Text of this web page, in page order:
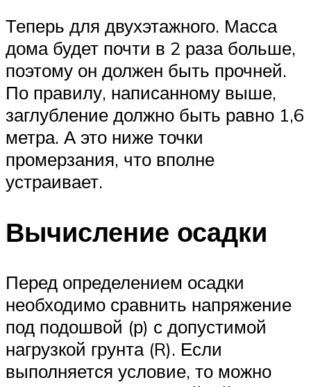
Теперь для двухэтажного. Масса
дома будет почти в 2 раза больше,
поэтому он должен быть прочней.
По правилу, написанному выше,
заглубление должно быть равно 1,6
метра. А это ниже точки
промерзания, что вполне
устраивает.
Вычисление осадки
Перед определением осадки
необходимо сравнить напряжение
под подошвой (р) с допустимой
нагрузкой грунта (R). Если
выполняется условие, то можно